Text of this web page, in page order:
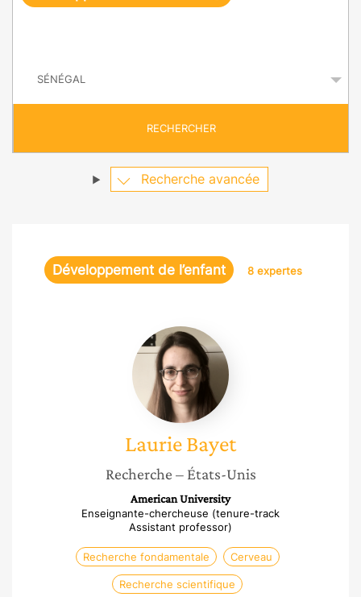
ê
e
RECHERCHER
Recherche avancée
Développement de l’enfant 8 expertes
Laurie
Bayet
LaurieBayet
Recherche – États-Unis
American University
Enseignante-chercheuse (tenure-track
Assistant professor)
Recherche fondamentale Cerveau
Recherche scientifique